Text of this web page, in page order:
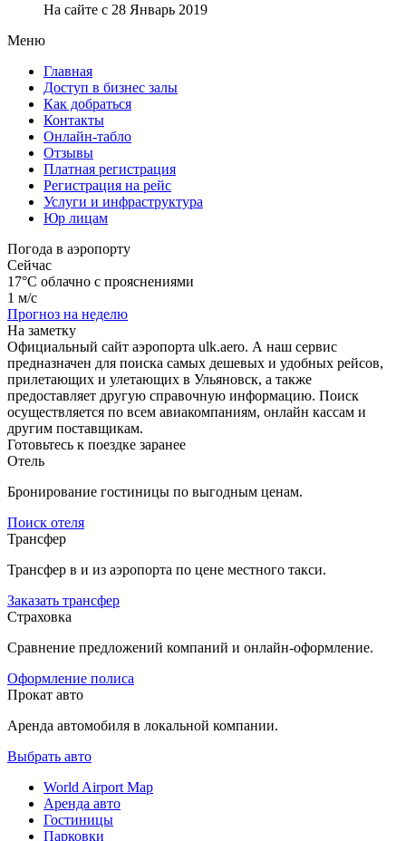
На сайте с 28 Январь 2019
Меню
Главная
Доступ в бизнес залы
Как добраться
Контакты
Онлайн-табло
Отзывы
Платная регистрация
Регистрация на рейс
Услуги и инфраструктура
Юр лицам
Погода в аэропорту
Сейчас
17°C облачно с прояснениями
1 м/с
Прогноз на неделю
На заметку
Официальный сайт аэропорта ulk.aero. А наш сервис
предназначен для поиска самых дешевых и удобных рейсов,
прилетающих и улетающих в Ульяновск, а также
предоставляет другую справочную информацию. Поиск
осуществляется по всем авиакомпаниям, онлайн кассам и
другим поставщикам.
Готовьтесь к поездке заранее
Отель
Бронирование гостиницы по выгодным ценам.
Поиск отеля
Трансфер
Трансфер в и из аэропорта по цене местного такси.
Заказать трансфер
Страховка
Сравнение предложений компаний и онлайн-оформление.
Оформление полиса
Прокат авто
Аренда автомобиля в локальной компании.
Выбрать авто
World Airport Map
Аренда авто
Гостиницы
Парковки